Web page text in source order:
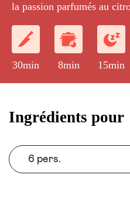
la passion parfumés au
fines tuiles croustillantes
30min 8min 15min
Ingrédients pour
6 pers.